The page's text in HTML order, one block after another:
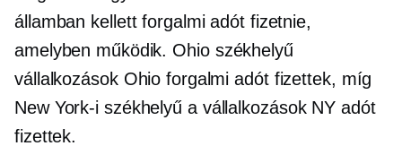
államban kellett forgalmi adót fizetnie,
amelyben működik. Ohio székhelyű
vállalkozások Ohio forgalmi adót fizettek, míg
New York-i székhelyű a vállalkozások NY adót
fizettek.